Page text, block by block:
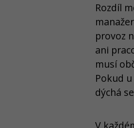
Rozdíl
provoz
ani
musí
Pokud
dýchá
V